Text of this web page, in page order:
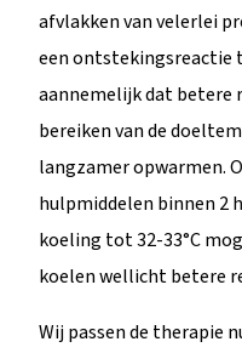
afvlakken van velerlei
een ontstekingsreactie
aannemelijk dat betere
bereiken van de
langzamer opwarmen.
hulpmiddelen binnen 2
koeling tot 32-33°C
koelen wellicht betere
Wij passen de therapie